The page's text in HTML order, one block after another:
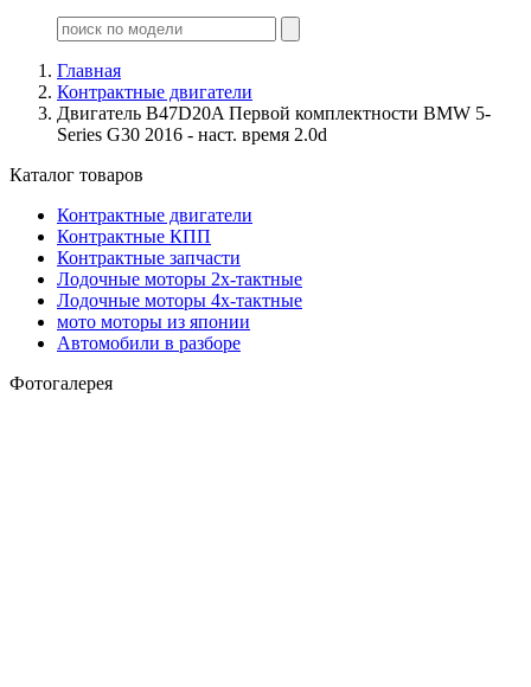
Главная
Контрактные двигатели
Двигатель B47D20A Первой комплектности BMW 5-
Series G30 2016 - наст. время 2.0d
Каталог товаров
Контрактные двигатели
Контрактные КПП
Контрактные запчасти
Лодочные моторы 2х-тактные
Лодочные моторы 4х-тактные
мото моторы из японии
Автомобили в разборе
Фотогалерея